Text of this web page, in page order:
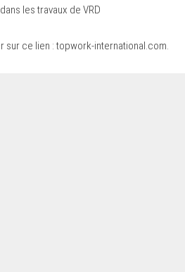
les travaux de VRD
sur ce lien :topwork-international.com.